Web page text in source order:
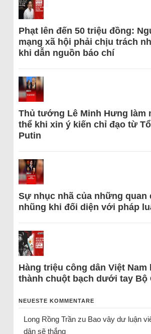
Phạt lên đến 50 triệu đồng:
mạng xã hội phải chịu trách
khi dẫn nguồn báo chí
Thủ tướng Lê Minh Hưng làm
thể khi xin ý kiến chỉ đạo từ
Putin
Sự nhục nhã của những quan
nhũng khi đối diện với pháp
Hàng triệu công dân Việt Nam
thành chuột bạch dưới tay Bộ
NEUESTE KOMMENTARE
Long Rồng Trầnzu Bao vây dư luận
dân sẽ thắng